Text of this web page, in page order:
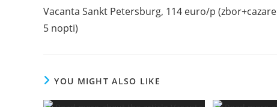
articles
Vacanta Sankt Petersburg, 114 euro/p (zbor+cazare
5 nopti)
YOU MIGHT ALSO LIKE